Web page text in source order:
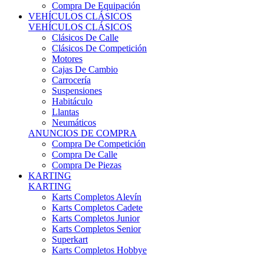
Compra De Equipación
VEHÍCULOS CLÁSICOS
VEHÍCULOS CLÁSICOS
Clásicos De Calle
Clásicos De Competición
Motores
Cajas De Cambio
Carrocería
Suspensiones
Habitáculo
Llantas
Neumáticos
ANUNCIOS DE COMPRA
Compra De Competición
Compra De Calle
Compra De Piezas
KARTING
KARTING
Karts Completos Alevín
Karts Completos Cadete
Karts Completos Junior
Karts Completos Senior
Superkart
Karts Completos Hobbye